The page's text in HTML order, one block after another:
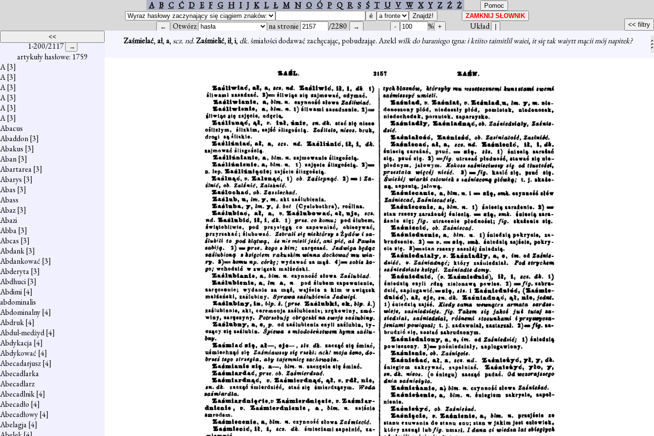
A B C Ć D E F G H I J K L Ł M N O Ó P Q R S Ś T U V W X Y Z Ź Ż
Otwórz na stronie /2280 %
Układ
1-200/2117
artykuły hasłowe: 1759
A[3]
A[3]
A[3]
A[3]
A[3]
A[3]
Abacus
Abaddon[3]
Abakus [3]
Aban[3]
Abartarea[3]
Abarys [3]
Abas [3]
Abass
Abaz[3]
Abazi
Abba[3]
Abcas [3]
Abdank[3]
Abdankować [3]
Abderyta[3]
Abdhuci[3]
Abdimi[4]
abdominalis
Abdominalny[4]
Abdruk[4]
Abdul-medżyd[4]
Abdykacja[4]
Abdykować [4]
Abecadarjusz[4]
Abecadlarka
Abecadlarz
Abecadlnik[4]
Abecadło [4]
Abecadłowy[4]
Abelagja[4]
Zaśmielać,ał,a,scz. nd.Zaśmielić,ił,i, dk.śmiałości dodawać zachęcając, pobudzająe. Azeklwilk do baraniego tgna: i ktiito taimitlil waiei,it się tak waiytt mącii mój napitek?